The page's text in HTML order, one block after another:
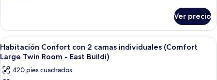
fumadores
(East
Building)
doble
Confort,
para
no
fumadores
(East
Ver precio
Abrir
todas
las
fotos
Una habitación de hotel con una
4
Habitación Confort con 2 camas individuales (Comfort
Large Twin Room - East Buildi)
420 pies cuadrados